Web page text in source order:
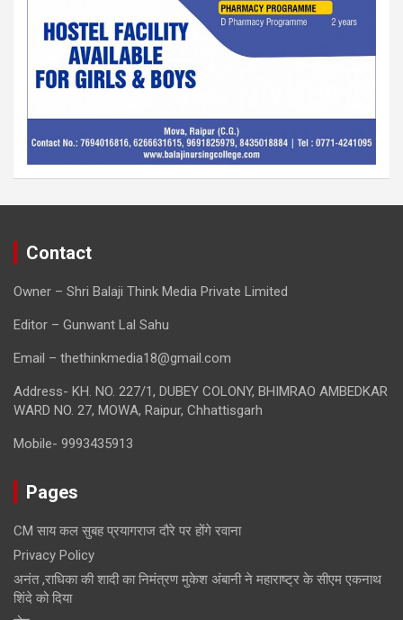
Contact
Owner – Shri Balaji Think Media Private Limited
Editor – Gunwant Lal Sahu
Email – thethinkmedia18@gmail.com
Address- KH. NO. 227/1, DUBEY COLONY, BHIMRAO AMBEDKAR
WARD NO. 27, MOWA, Raipur, Chhattisgarh
Mobile- 9993435913
Pages
CM साय कल सुबह प्रयागराज दौरे पर होंगे रवाना
Privacy Policy
अनंत ,राधिका की शादी का निमंत्रण मुकेश अंबानी ने महाराष्ट्र के सीएम एकनाथ
शिंदे को दिया